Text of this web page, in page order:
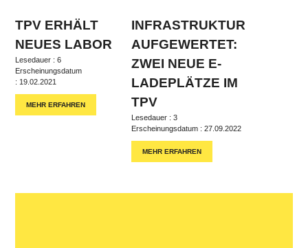
TPV ERHÄLT
NEUES LABOR
Lesedauer : 6
Erscheinungsdatum
: 19.02.2021
MEHR ERFAHREN
INFRASTRUKTUR
AUFGEWERTET:
ZWEI NEUE E-
LADEPLÄTZE IM
TPV
Lesedauer : 3
Erscheinungsdatum : 27.09.2022
MEHR ERFAHREN